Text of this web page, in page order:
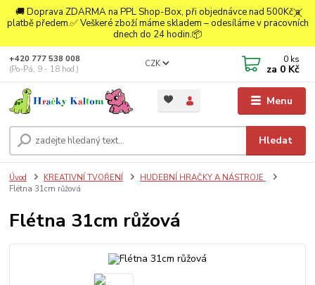
🚚 Doprava ZDARMA na PPL Shop-Box, při objednávce nad 500Kč a
platbě předem.✅ Veškeré zboží máme skladem – odesíláme v pracovních
dnech do 24 hodin.📦
Menu
CZK
Hledat
+420 777 538 008
(Po-Pá, 9 - 18 hod.)
0 ks
za 0 Kč
Úvod KREATIVNÍ TVOŘENÍ
HUDEBNÍ HRAČKY A NÁSTROJE
Flétna 31cm růžová
Flétna 31cm růžová